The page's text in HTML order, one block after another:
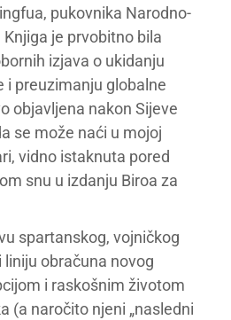
pukovnika Narodno-
je prvobitno bila
izjava o ukidanju
i preuzimanju globalne
objavljena nakon Sijeve
se može naći u mojoj
vidno istaknuta pored
snu u izdanju Biroa za
spartanskog, vojničkog
liniju obračuna novog
i raskošnim životom
(a naročito njeni „nasledni